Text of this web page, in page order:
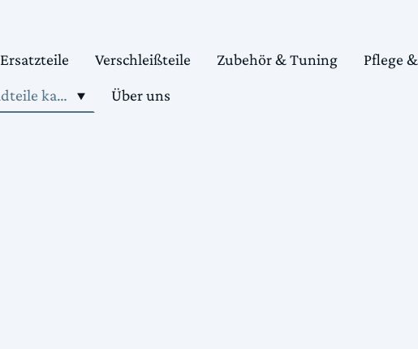
Ersatzteile Verschleißteile Zubehör & Tuning
Pflege
Shop motorradteile kaufen
Über uns